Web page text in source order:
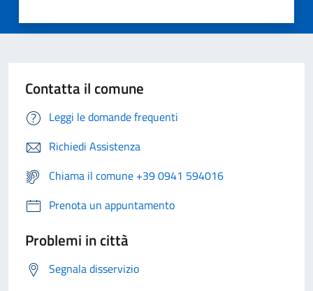
Contatta il comune
Leggi le domande frequenti
Richiedi Assistenza
Chiama il comune +39 0941 594016
Prenota un appuntamento
Problemi in città
Segnala disservizio